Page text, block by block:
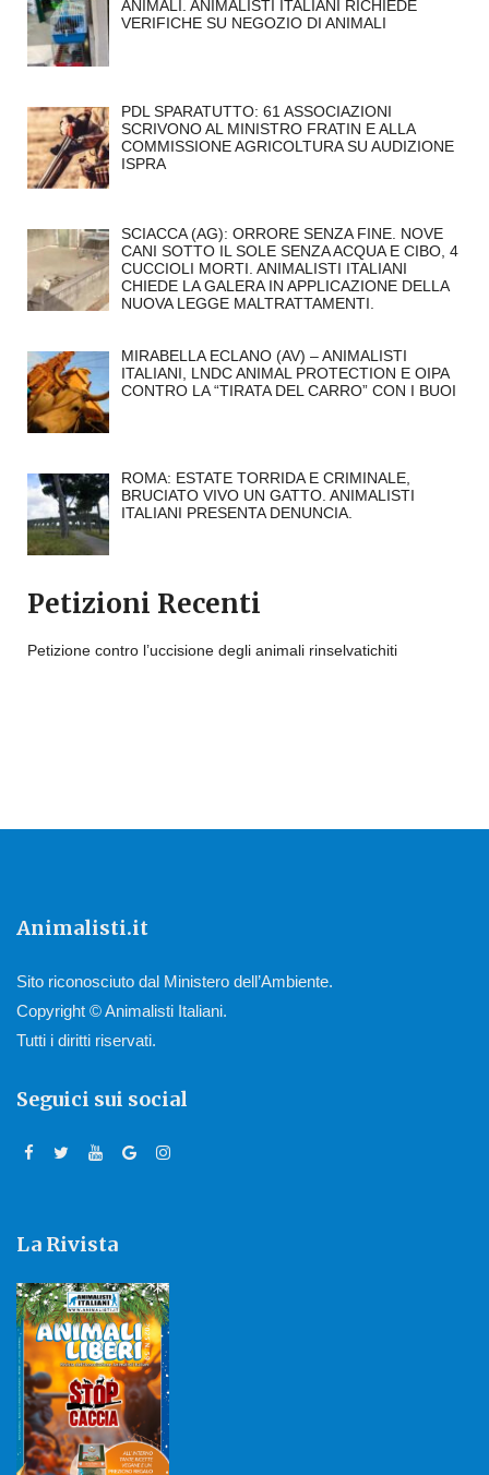
ANIMALI. ANIMALISTI ITALIANI RICHIEDE
VERIFICHE SU NEGOZIO DI ANIMALI
PDL SPARATUTTO: 61 ASSOCIAZIONI
SCRIVONO AL MINISTRO FRATIN E ALLA
COMMISSIONE AGRICOLTURA SU AUDIZIONE
ISPRA
SCIACCA (AG): ORRORE SENZA FINE. NOVE
CANI SOTTO IL SOLE SENZA ACQUA E CIBO, 4
CUCCIOLI MORTI. ANIMALISTI ITALIANI
CHIEDE LA GALERA IN APPLICAZIONE DELLA
NUOVA LEGGE MALTRATTAMENTI.
MIRABELLA ECLANO (AV) – ANIMALISTI
ITALIANI, LNDC ANIMAL PROTECTION E OIPA
CONTRO LA “TIRATA DEL CARRO” CON I BUOI
ROMA: ESTATE TORRIDA E CRIMINALE,
BRUCIATO VIVO UN GATTO. ANIMALISTI
ITALIANI PRESENTA DENUNCIA.
Petizioni Recenti
Petizione contro l’uccisione degli animali rinselvatichiti
Animalisti.it
Sito riconosciuto dal Ministero dell’Ambiente.
Copyright © Animalisti Italiani.
Tutti i diritti riservati.
Seguici sui social
La Rivista